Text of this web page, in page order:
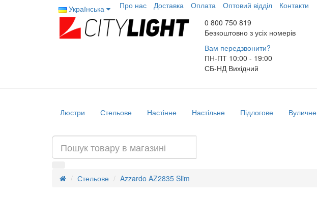
Українська Про нас Доставка Оплата Оптовий відділ
Контакти
0 800 750 819
Безкоштовно з усіх номерів
Вам передзвонити?
ПН-ПТ 10:00 - 19:00
СБ-НДВихідний
Люстри Стельове Настінне Настільне Підлогове Вуличне
Стельове Azzardo AZ2835 Slim